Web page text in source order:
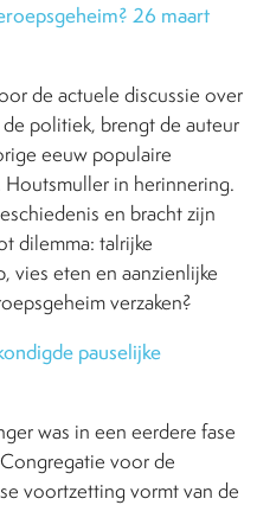
26 maart
de actuele discussie over
politiek, brengt de auteur
eeuw populaire
Houtsmuller in herinnering.
en bracht zijn
dilemma: talrijke
vies eten en aanzienlijke
verzaken?
pauselijke
was in een eerdere fase
voor de
voortzetting vormt van de